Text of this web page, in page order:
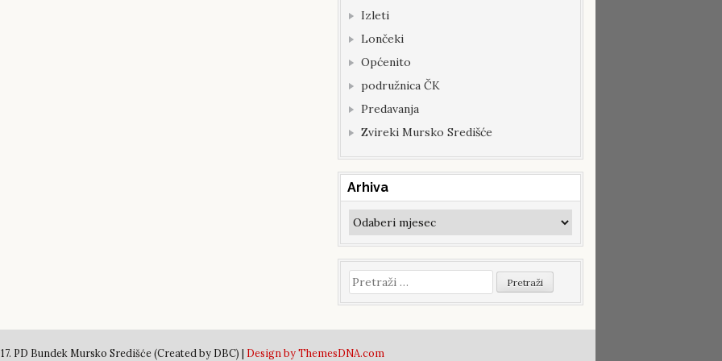
Izleti
Lončeki
Općenito
podružnica ČK
Predavanja
Zvireki Mursko Središće
Arhiva
Arhiva
Pretraži:
PD Bundek Mursko Središće (Created by DBC) | Design by ThemesDNA.com